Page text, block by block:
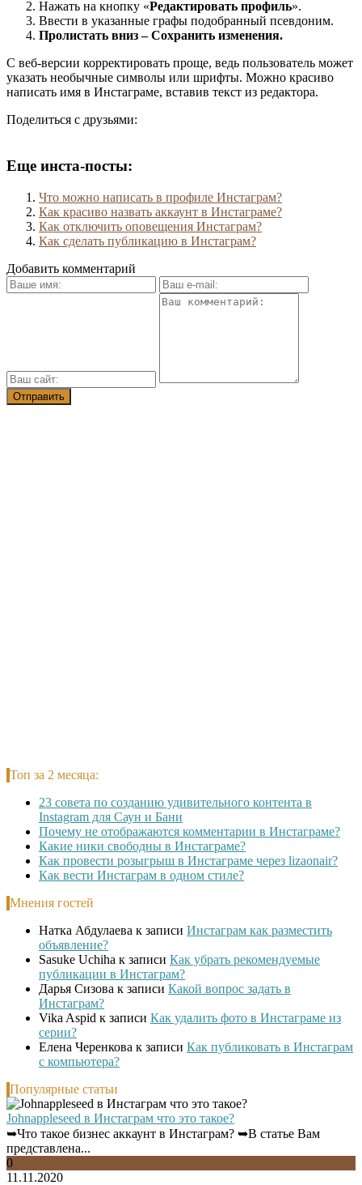
Нажать на кнопку «Редактировать профиль».
Ввести в указанные графы подобранный псевдоним.
Пролистать вниз – Сохранить изменения.
С веб-версии корректировать проще, ведь пользователь может
указать необычные символы или шрифты. Можно красиво
написать имя в Инстаграме, вставив текст из редактора.
Поделиться с друзьями:
Еще инста-посты:
Что можно написать в профиле Инстаграм?
Как красиво назвать аккаунт в Инстаграме?
Как отключить оповещения Инстаграм?
Как сделать публикацию в Инстаграм?
Добавить комментарий
Топ за 2 месяца:
23 совета по созданию удивительного контента в
Instagram для Саун и Бани
Почему не отображаются комментарии в Инстаграме?
Какие ники свободны в Инстаграме?
Как провести розыгрыш в Инстаграме через lizaonair?
Как вести Инстаграм в одном стиле?
Мнения гостей
Натка Абдулаева к записи Инстаграм как разместить
объявление?
Sasuke Uchiha к записи Как убрать рекомендуемые
публикации в Инстаграм?
Дарья Сизова к записи Какой вопрос задать в
Инстаграм?
Vika Aspid к записи Как удалить фото в Инстаграме из
серии?
Елена Черенкова к записи Как публиковать в Инстаграм
с компьютера?
Популярные статьи
Johnappleseed в Инстаграм что это такое?
➥Что такое бизнес аккаунт в Инстаграм? ➥В статье Вам
представлена...
0
11.11.2020